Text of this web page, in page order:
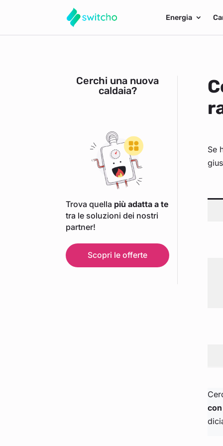
Energia
Cerchi una nuova
caldaia?
Trova quella più adatta a te
tra le soluzioni dei nostri
partner!
Scopri le offerte
Se